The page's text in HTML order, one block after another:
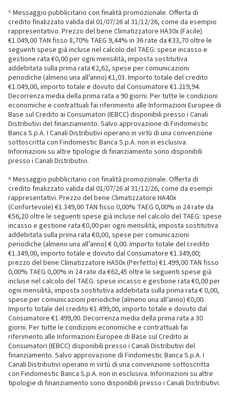
⁵ Messaggio pubblicitario con finalità promozionale. Offerta di
credito finalizzato valida dal 01/07/26 al 31/12/26, come da esempio
rappresentativo. Prezzo del bene Climatizzatore HA30x (Facile)
€1.049,00 TAN fisso 8,70% TAEG 9,44% in 36 rate da €33,70 oltre le
seguenti spese già incluse nel calcolo del TAEG: spese incasso e
gestione rata €0,00 per ogni mensilità, imposta sostitutiva
addebitata sulla prima rata €2,62, spese per comunicazioni
periodiche (almeno una all’anno) €1,03. Importo totale del credito
€1.049,00, importo totale e dovuto dal Consumatore €1.219,94.
Decorrenza media della prima rata a 90 giorni. Per tutte le condizioni
economiche e contrattuali fai riferimento alle Informazioni Europee di
Base sul Credito ai Consumatori (IEBCC) disponibili presso i Canali
Distributivi del finanziamento. Salvo approvazione di Findomestic
Banca S.p.A. I Canali Distributivi operano in virtù di una convenzione
sottoscritta con Findomestic Banca S.p.A. non in esclusiva.
Informazioni su altre tipologie di finanziamento sono disponibili
presso i Canali Distributivi.
⁶ Messaggio pubblicitario con finalità promozionale. Offerta di
credito finalizzato valida dal 01/07/26 al 31/12/26, come da esempi
rappresentativi. Prezzo del bene Climatizzatore HA40x
(Confortevole) €1.349,00 TAN fisso 0,00% TAEG 0,00% in 24 rate da
€56,20 oltre le seguenti spese già incluse nel calcolo del TAEG: spese
incasso e gestione rata €0,00 per ogni mensilità, imposta sostitutiva
addebitata sulla prima rata €0,00, spese per comunicazioni
periodiche (almeno una all’anno) € 0,00. Importo totale del credito
€1.349,00, importo totale e dovuto dal Consumatore €1.349,00;
prezzo del bene Climatizzatore HA50x (Perfetto) €1.499,00 TAN fisso
0,00% TAEG 0,00% in 24 rate da €62,45 oltre le seguenti spese già
incluse nel calcolo del TAEG: spese incasso e gestione rata €0,00 per
ogni mensilità, imposta sostitutiva addebitata sulla prima rata € 0,00,
spese per comunicazioni periodiche (almeno una all’anno) €0,00.
Importo totale del credito €1.499,00, importo totale e dovuto dal
Consumatore €1.499,00. Decorrenza media della prima rata a 30
giorni. Per tutte le condizioni economiche e contrattuali fai
riferimento alle Informazioni Europee di Base sul Credito ai
Consumatori (IEBCC) disponibili presso i Canali Distributivi del
finanziamento. Salvo approvazione di Findomestic Banca S.p.A. I
Canali Distributivi operano in virtù di una convenzione sottoscritta
con Findomestic Banca S.p.A. non in esclusiva. Informazioni su altre
tipologie di finanziamento sono disponibili presso i Canali Distributivi.